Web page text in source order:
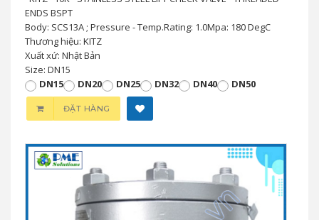
ENDS BSPT
Body: SCS13A ; Pressure - Temp.Rating: 1.0Mpa: 180 DegC
Thương hiệu: KITZ
Xuất xứ: Nhật Bản
Size: DN15
DN15
DN20 DN25 DN32 DN40 DN50
ĐẶT HÀNG